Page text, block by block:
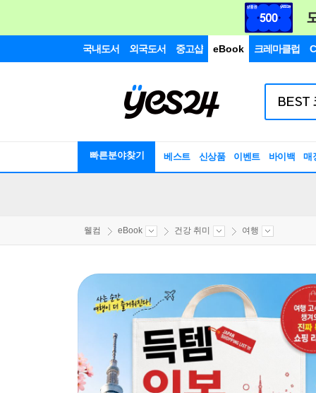
국내도서 외국도서 중고샵 eBook 크레마클럽
빠른분야찾기 베스트 신상품 이벤트 바이백 매
웰컴 eBook 건강 취미 여행